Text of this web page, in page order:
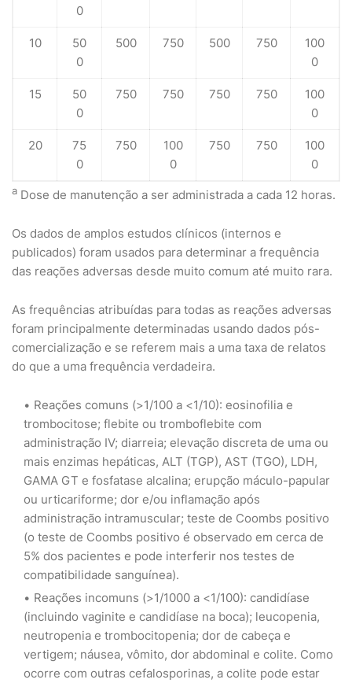
0
10
50
0
500 750 500 750
100
0
15
50
0
750 750 750 750
100
0
20
75
0
750
100
0
750 750
100
0
a Dose de manutenção a ser administrada a cada 12 horas.
Os dados de amplos estudos clínicos (internos e
publicados) foram usados para determinar a frequência
das reações adversas desde muito comum até muito rara.
As frequências atribuídas para todas as reações adversas
foram principalmente determinadas usando dados pós-
comercialização e se referem mais a uma taxa de relatos
do que a uma frequência verdadeira.
Reações comuns (>1/100 a <1/10): eosinofilia e
trombocitose; flebite ou tromboflebite com
administração IV; diarreia; elevação discreta de uma ou
mais enzimas hepáticas, ALT (TGP), AST (TGO), LDH,
GAMA GT e fosfatase alcalina; erupção máculo-papular
ou urticariforme; dor e/ou inflamação após
administração intramuscular; teste de Coombs positivo
(o teste de Coombs positivo é observado em cerca de
5% dos pacientes e pode interferir nos testes de
compatibilidade sanguínea).
Reações incomuns (>1/1000 a <1/100): candidíase
(incluindo vaginite e candidíase na boca); leucopenia,
neutropenia e trombocitopenia; dor de cabeça e
vertigem; náusea, vômito, dor abdominal e colite. Como
ocorre com outras cefalosporinas, a colite pode estar